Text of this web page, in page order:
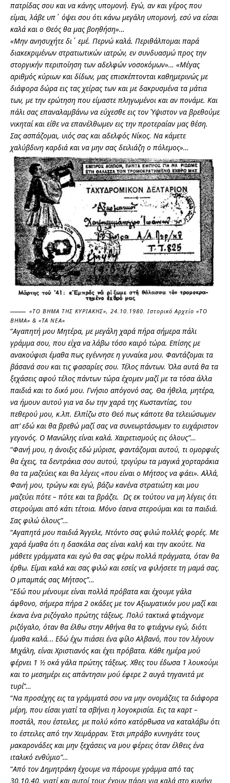
πατρίδας σου και να κάνης υπομονή. Εγώ, αν και γέρος που
είμαι, λάβε υπ΄ όψει σου ότι κάνω μεγάλη υπομονή, εσύ να είσαι
καλά και ο Θεός θα μας βοηθήση»…
«Μην ανησυχήτε δι΄ εμέ. Περνώ καλά. Περιθάλπομαι παρά
διακεκριμένων στρατιωτικών ιατρών, εν συνδυασμώ προς την
στοργικήν περιποίηση των αδελφών νοσοκόμων»… «Μέγας
αριθμός κύριων και δίδων, μας επισκέπτονται καθημερινώς με
διάφορα δώρα εις τας χείρας των και με δακρυσμένα τα μάτια
των, με την ερώτηση που είμαστε πληγωμένοι και αν πονάμε. Και
πάλι σας επαναλαμβάνω να εύχεσθε εις τον Ύψιστον να βρεθούμε
νικηταί και είθε να επανέλθωμεν εις την προτεραίαν μας θέση.
Σας ασπάζομαι, υιός σας και αδελφός Νίκος. Να κάμετε
χαλύβδινη καρδιά και να μην σας δειλιάζη ο πόλεμος»…
«ΤΟ ΒΗΜΑ ΤΗΣ ΚΥΡΙΑΚΗΣ», 24.10.1980. Ιστορικό Αρχείο «ΤΟ
ΒΗΜΑ» & «ΤΑ ΝΕΑ»
“Αγαπητή μου Μητέρα, με μεγάλη χαρά πήρα σήμερα πάλι
γράμμα σου, που είχα να λάβω τόσο καιρό τώρα. Επίσης με
ανακούφισι έμαθα πως εγέννησε η γυναίκα μου. Φαντάζομαι τα
βάσανά σου και τις φασαρίες σου. Τέλος πάντων. Όλα αυτά θα τα
ξεχάσεις αφού τέλος πάντων τώρα έχομεν μαζί με τα τόσα άλλα
παιδιά και το δικό μου. Γνήσιο απόγονό σας. Θα ήθελα, μητέρα,
να ήμουν αυτού για να δω την χαρά της Κωσταντίας, του
πεθερού μου, κ.λπ. Ελπίζω στο Θεό πως κάποτε θα τελειώσωμεν
απ’ εδώ και θα βρεθώ μαζί σας να συνεωρτάσωμεν το ευχάριστον
γεγονός. Ο Μανώλης είναι καλά. Χαιρετισμούς εις όλους”…
“Φανή μου, η άνοιξις εδώ μύρισε, φαντάζομαι αυτού, τι ομορφιές
θα έχεις, τα δεντράκια σου αυτού, τριγύρω τα μαγικά χορταράκια
θα τα μαζεύεις και θα λέγεις «που είναι ο Μήτσος να φάει». Αλλά,
Φανή μου, τρώγω και εγώ, βάζω κανένα στρατιώτη και μου
μαζεύει πότε – πότε και τα βράζει. Ως εκ τούτου να μη λέγεις ότι
στερούμαι από κάτι τέτοια. Μόνο έσενα στερούμαι και τα παιδιά.
Σας φιλώ όλους”…
“Αγαπητά μου παιδιά Άγγελε, Ντόντο σας φιλώ πολλές φορές. Με
χαρά έμαθα ότι η δασκάλα σας είναι καλή και την ακούτε. Να
μάθετε γράμματα και εγώ θα σας φέρω πολλά πράγματα, όταν θα
έρθω. Είμαι καλά και σας φιλώ και εσείς να φιλήσετε τη μαμά σας.
Ο μπαμπάς σας Μήτσος”…
“Εδώ που μένουμε είναι πολλά πρόβατα και έχουμε γάλα
άφθονο, σήμερα πήρα 2 οκάδες με τον Αξιωματικόν μου μαζί και
έκανα ένα ριζόγαλο πρώτης τάξεως. Πολύ τακτικά φτιάχνομε
ριζόγαλο, όταν θα έλθω στην Αθήνα θα το φτιάχνω εγώ, διότι
έμαθα καλά... Εδώ έχω πιάσει ένα φίλο Αλβανό, που τον λέγουν
Μιχάλη, είναι Χριστιανός και έχει πρόβατα. Κάθε ημέρα μού
φέρνει 1 ½ οκά γάλα πρώτης τάξεως. Χθες του έδωσα 1 λουκούμι
και το μεσημέρι εις απάντησιν μού έφερε 2 αυγά τηγανιτά με
τυρί”…
“Να προσέχης εις τα γράμματά σου να μην ονομάζεις τα διάφορα
μέρη, που είσαι γιατί τα σβήνει η λογοκρισία. Εις τα καρτ –
ποστάλ, που έστειλες, με πολύ κόπο κατόρθωσα να καταλάβω ότι
το έστειλες από την Χειμάρραν. Έτσι μπράβο κυνηγάτε τους
μακαρονάδες και μην ξεχάσεις να μου φέρεις όταν έλθεις ένα
ιταλικό ενθύμιο”…
“Από τον Δημητράκη έχουμε να πάρουμε γράμμα από τας
30.10.40, γιατί και αυτοί τους έχουν πάρει για καλά στο κυνήγι